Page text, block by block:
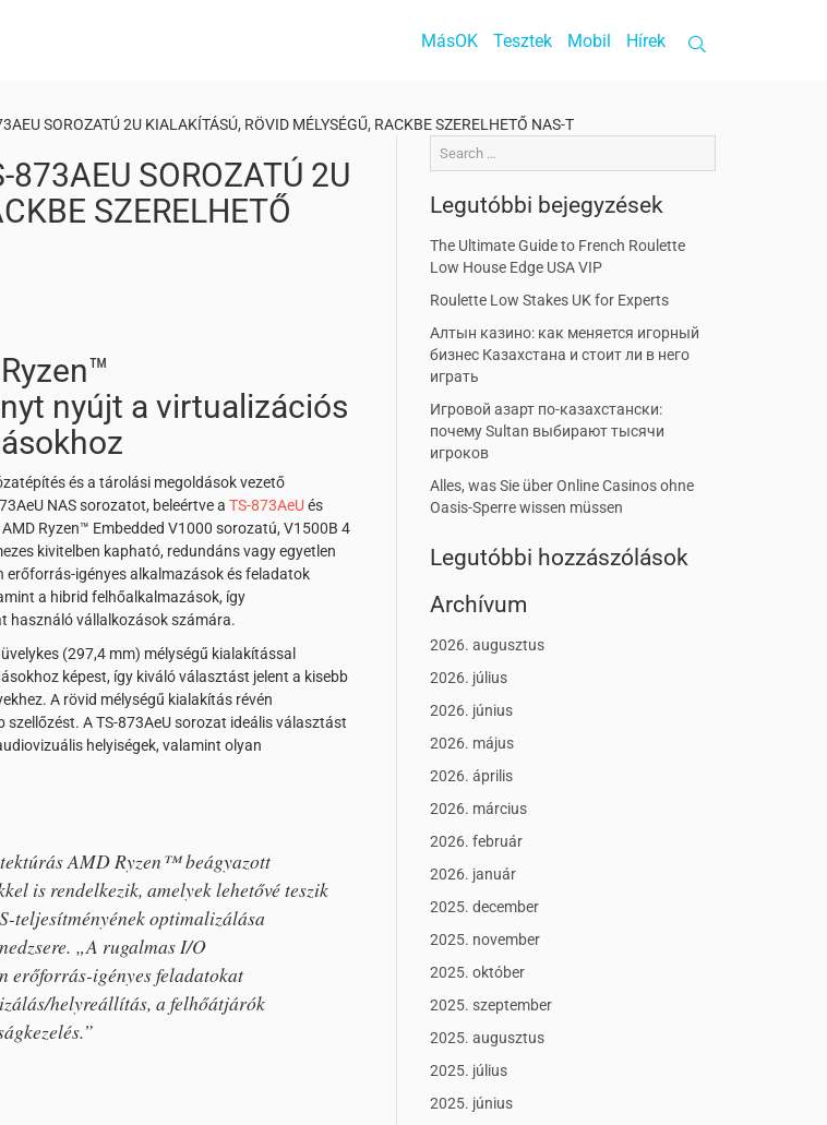
Hírek
Mobil
Tesztek
MásOK
SOROZATÚ 2U KIALAKÍTÁSÚ, RÖVID MÉLYSÉGŰ, RACKBE SZERELHETŐ NAS-T
SOROZATÚ 2U
SZERELHETŐ
nyújt a virtualizációs
és a tárolási megoldások vezető
NAS sorozatot, beleértve a TS-873AeUés
Ryzen™ Embedded V1000 sorozatú, V1500B 4
kivitelben kapható, redundáns vagy egyetlen
igényes alkalmazások és feladatok
a hibrid felhőalkalmazások, így
használó vállalkozások számára.
(297,4 mm) mélységű kialakítással
képest, így kiváló választást jelent a kisebb
A rövid mélységű kialakítás révén
A TS-873AeU sorozat ideális választást
helyiségek, valamint olyan
AMD Ryzen™ beágyazott
is rendelkezik, amelyek lehetővé teszik
teljesítményének optimalizálása
„A rugalmas I/O
erőforrás-igényes feladatokat
helyreállítás, a felhőátjárók
Legutóbbi bejegyzések
The Ultimate Guide to French Roulette
Low House Edge USA VIP
Roulette Low Stakes UK for Experts
Алтын казино: как меняется игорный
бизнес Казахстана и стоит ли в него
играть
Игровой азарт по-казахстански:
почему Sultan выбирают тысячи
игроков
Alles, was Sie über Online Casinos ohne
Oasis-Sperre wissen müssen
Legutóbbi hozzászólások
Archívum
2026. augusztus
2026. július
2026. június
2026. május
2026. április
2026. március
2026. február
2026. január
2025. december
2025. november
2025. október
2025. szeptember
2025. augusztus
2025. július
2025. június